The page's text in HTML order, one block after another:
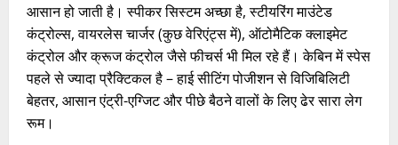
आसान हो जाती है। स्पीकर सिस्टम अच्छा है, स्टीयरिंग माउंटेड
कंट्रोल्स, वायरलेस चार्जर (कुछ वेरिएंट्स में), ऑटोमैटिक क्लाइमेट
कंट्रोल और क्रूज कंट्रोल जैसे फीचर्स भी मिल रहे हैं। केबिन में स्पेस
पहले से ज्यादा प्रैक्टिकल है – हाई सीटिंग पोजीशन से विजिबिलिटी
बेहतर, आसान एंट्री-एग्जिट और पीछे बैठने वालों के लिए ढेर सारा लेग
रूम।